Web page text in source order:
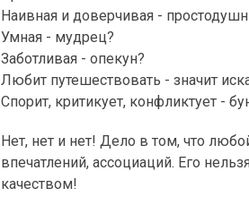
Наивная и доверчивая -
Умная - мудрец?
Заботливая - опекун?
Любит путешествовать - значит
Спорит, критикует, конфликтует -
Нет, нет и нет! Дело в том, что
впечатлений, ассоциаций. Его
качеством!